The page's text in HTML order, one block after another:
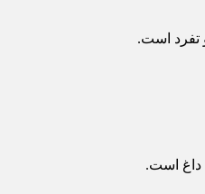
تفرد است.
داغ است.